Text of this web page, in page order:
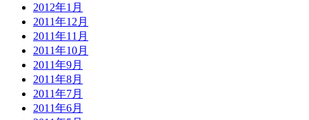
2012年1月
2011年12月
2011年11月
2011年10月
2011年9月
2011年8月
2011年7月
2011年6月